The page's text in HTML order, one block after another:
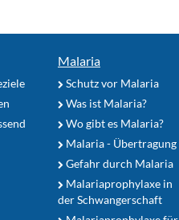
Malaria
Schutz vor Malaria
Was ist Malaria?
Wo gibt es Malaria?
Malaria - Übertragung
Gefahr durch Malaria
Malariaprophylaxe in
der Schwangerschaft